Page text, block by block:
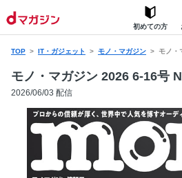
初めての方
TOP IT・ガジェット モノ・マガジン モノ・
モノ・マガジン 2026 6-16号
2026/06/03 配信